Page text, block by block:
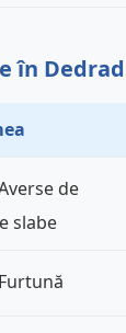
în Dedrad
de
slabe
Furtună